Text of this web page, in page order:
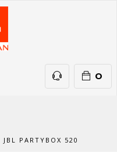
0
ТЕЛЕФОНИ
JBL PARTYBOX 520